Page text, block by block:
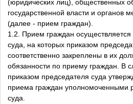
(юридических лиц), общественных
государственной власти и органов
(далее - прием граждан).
1.2. Прием граждан
суда, на которых приказом
соответственно закреплены в их
обязанности по приему граждан. В
приказом председателя суда
приема граждан уполномоченными
суда.